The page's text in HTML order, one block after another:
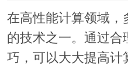
在高性能计算领域，
的技术之一。通过合
巧，可以大大提高计